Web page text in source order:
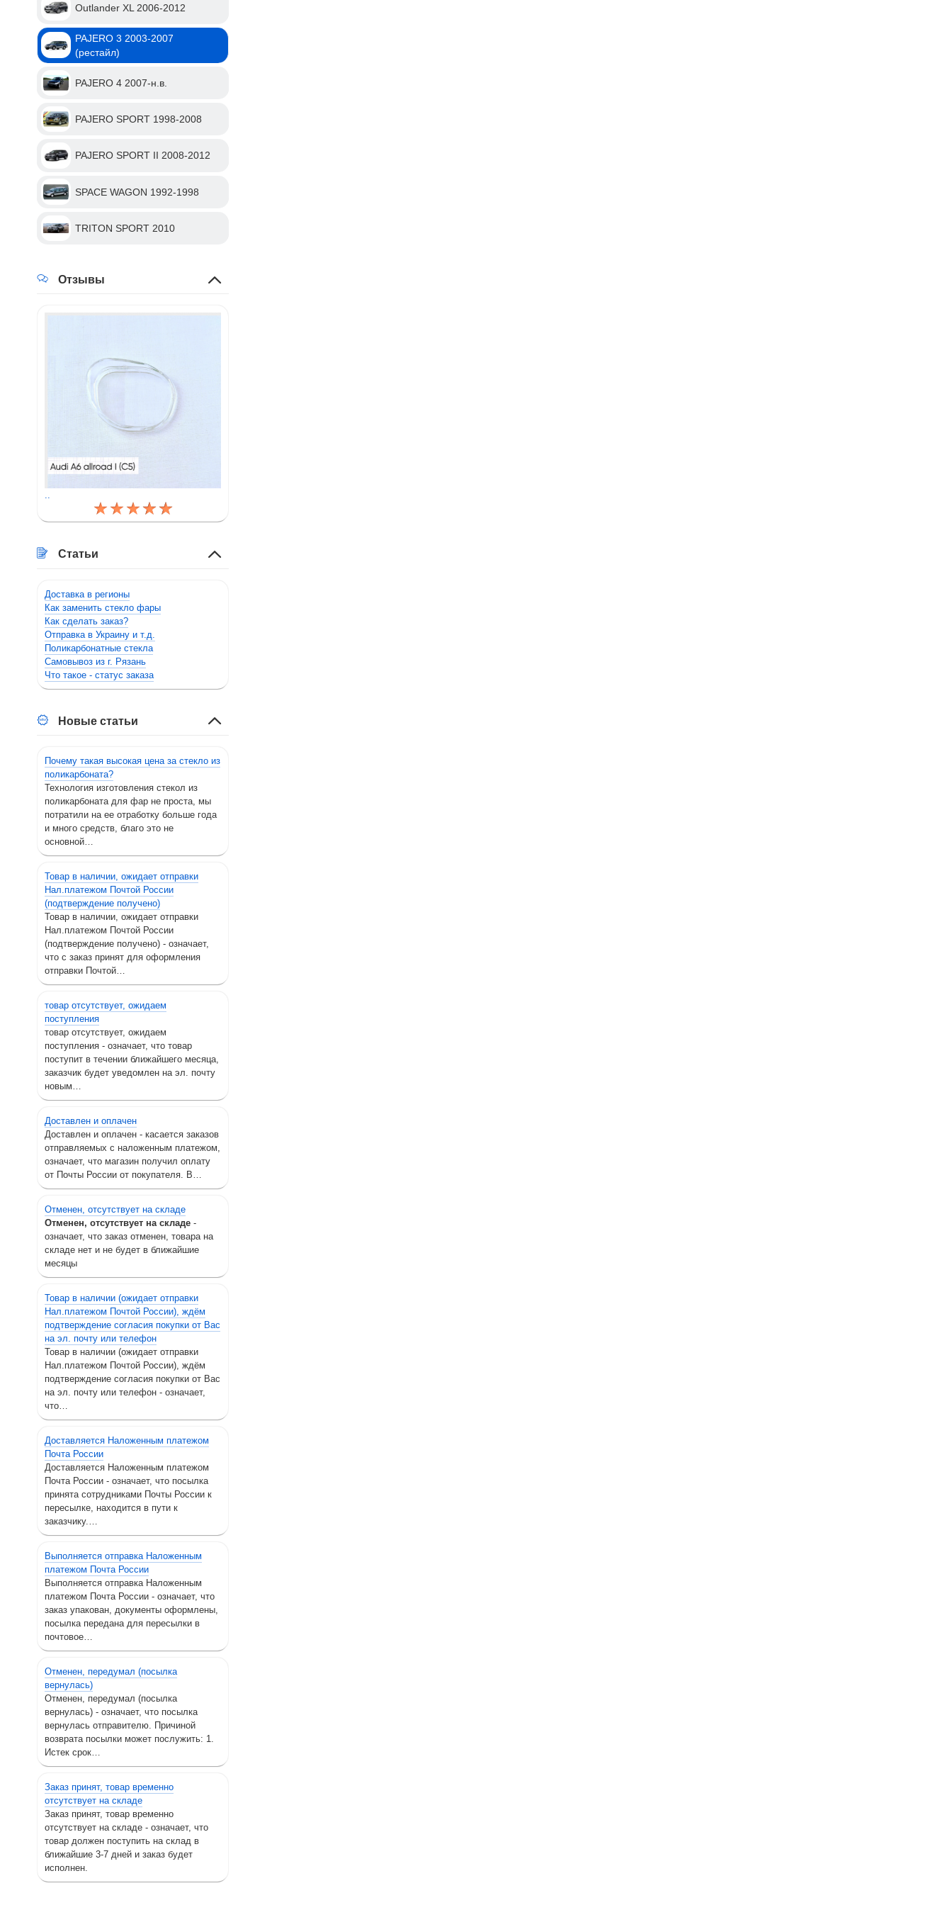
Outlander XL 2006-2012
PAJERO 3 2003-2007
(рестайл)
PAJERO 4 2007-н.в.
PAJERO SPORT 1998-2008
PAJERO SPORT II 2008-2012
SPACE WAGON 1992-1998
TRITON SPORT 2010
Отзывы
..
Статьи
Доставка в регионы
Как заменить стекло фары
Как сделать заказ?
Отправка в Украину и т.д.
Поликарбонатные стекла
Самовывоз из г. Рязань
Что такое - статус заказа
Новые статьи
Почему такая высокая цена за стекло из
поликарбоната?
Технология изготовления стекол из
поликарбоната для фар не проста, мы
потратили на ее отработку больше года
и много средств, благо это не
основной…
Товар в наличии, ожидает отправки
Нал.платежом Почтой России
(подтверждение получено)
Товар в наличии, ожидает отправки
Нал.платежом Почтой России
(подтверждение получено) - означает,
что с заказ принят для оформления
отправки Почтой…
товар отсутствует, ожидаем
поступления
товар отсутствует, ожидаем
поступления - означает, что товар
поступит в течении ближайшего месяца,
заказчик будет уведомлен на эл. почту
новым…
Доставлен и оплачен
Доставлен и оплачен - касается заказов
отправляемых с наложенным платежом,
означает, что магазин получил оплату
от Почты России от покупателя. В…
Отменен, отсутствует на складе
Отменен, отсутствует на складе -
означает, что заказ отменен, товара на
складе нет и не будет в ближайшие
месяцы
Товар в наличии (ожидает отправки
Нал.платежом Почтой России), ждём
подтверждение согласия покупки от Вас
на эл. почту или телефон
Товар в наличии (ожидает отправки
Нал.платежом Почтой России), ждём
подтверждение согласия покупки от Вас
на эл. почту или телефон - означает,
что…
Доставляется Наложенным платежом
Почта России
Доставляется Наложенным платежом
Почта России - означает, что посылка
принята сотрудниками Почты России к
пересылке, находится в пути к
заказчику.…
Выполняется отправка Наложенным
платежом Почта России
Выполняется отправка Наложенным
платежом Почта России - означает, что
заказ упакован, документы оформлены,
посылка передана для пересылки в
почтовое…
Отменен, передумал (посылка
вернулась)
Отменен, передумал (посылка
вернулась) - означает, что посылка
вернулась отправителю. Причиной
возврата посылки может послужить: 1.
Истек срок…
Заказ принят, товар временно
отсутствует на складе
Заказ принят, товар временно
отсутствует на складе - означает, что
товар должен поступить на склад в
ближайшие 3-7 дней и заказ будет
исполнен.